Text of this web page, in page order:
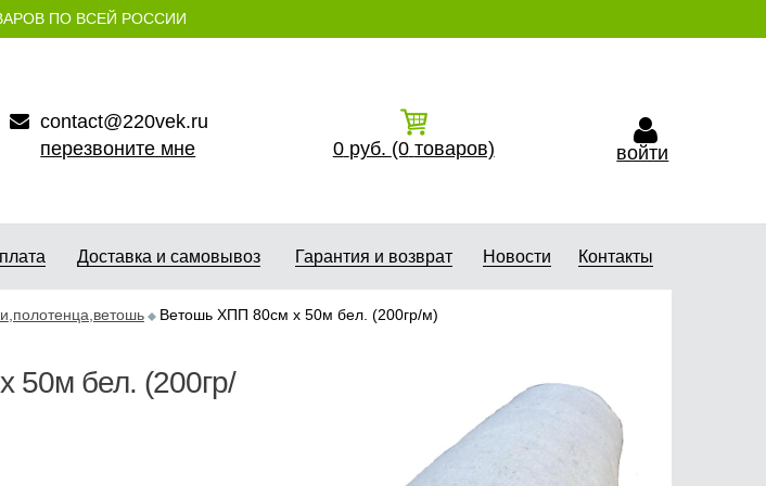
ПО ВСЕЙ РОССИИ
contact@220vek.ru
перезвоните мне
0 руб. (0 товаров) войти
Доставка и самовывоз Гарантия и возврат Новости Контакты
Ветошь ХПП 80см х 50м бел. (200гр/м)
50м бел. (200гр/